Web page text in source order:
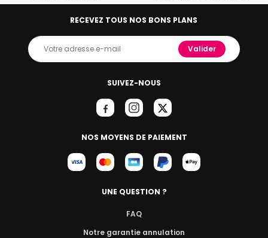
SUIVEZ-NOUS
NOS MOYENS DE PAIEMENT
RECEVEZ TOUS NOS BONS PLANS
Valider
UNE QUESTION ?
FAQ
Notre garantie annulation